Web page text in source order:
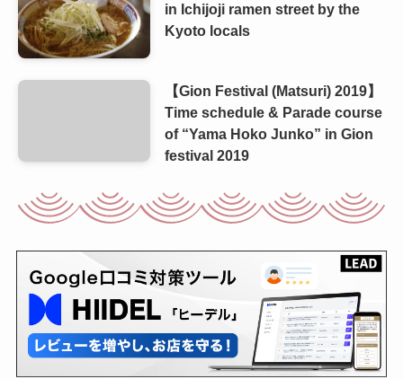
in Ichijoji ramen street by the
Kyoto locals
【Gion Festival (Matsuri) 2019】
Time schedule & Parade course
of “Yama Hoko Junko” in Gion
festival 2019